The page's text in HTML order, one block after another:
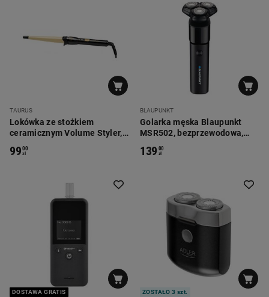
TAURUS
Lokówka ze stożkiem
ceramicznym Volume Styler, z
9900
zł
BLAUPUNKT
Golarka męska Blaupunkt
MSR502, bezprzewodowa,
139 00
zł
DOSTAWA GRATIS
ZOSTAŁO 3 szt.